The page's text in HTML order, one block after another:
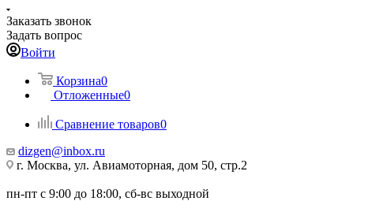
Заказать звонок
Задать вопрос
Войти
Корзина0
Отложенные0
Сравнение товаров0
dizgen@inbox.ru
г. Москва, ул. Авиамоторная, дом 50, стр.2
пн-пт с 9:00 до 18:00, сб-вс выходной